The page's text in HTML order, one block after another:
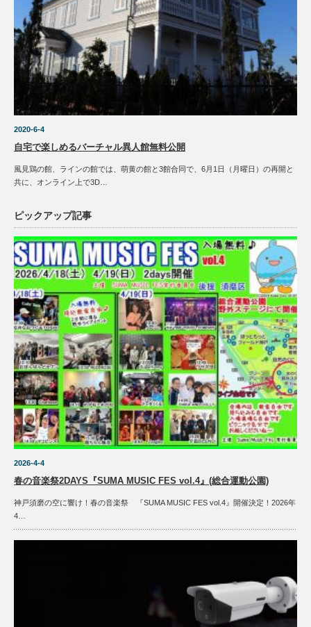
2020-6-4
自宅で楽しめるバーチャル異人館無料公開
風見鶏の館、ラインの館では、萌黄の館と3館合同で、6月1日（月曜日）の再開と
共に、オンライン上で3D…
ピックアップ記事
2026-4-4
春の音楽祭2DAYS『SUMA MUSIC FES vol.4』(総合運動公園)
神戸須磨の空に響け！春の音楽祭 『SUMA MUSIC FES vol.4』開催決定！2026年
4…